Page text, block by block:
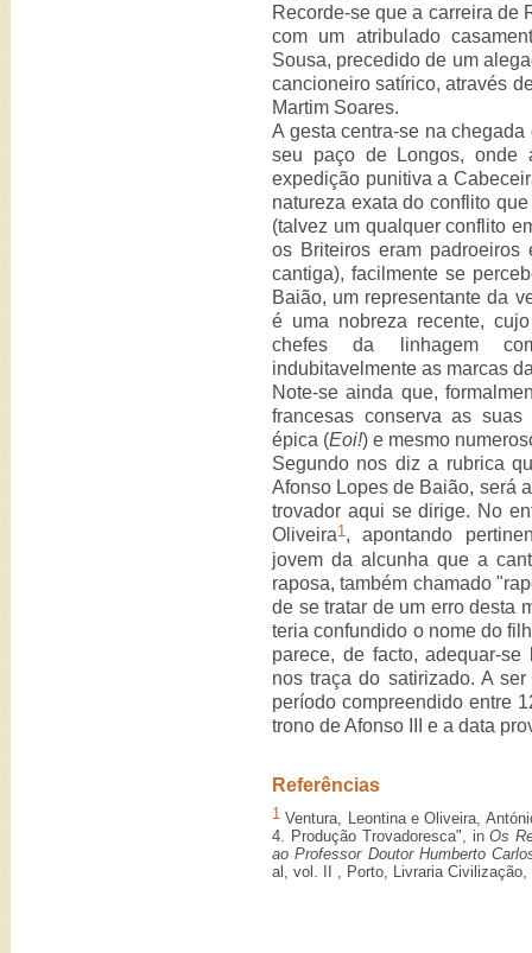
Recorde-se que a carreira de
com um atribulado
Sousa, precedido de um
cancioneiro satírico, através
Martim Soares.
A gesta centra-se na
seu paço de Longos, onde
expedição punitiva a
natureza exata do conflito
(talvez um qualquer conflito
os Briteiros eram
cantiga), facilmente se
Baião, um representante da
é uma nobreza recente,
chefes da linhagem
indubitavelmente as marcas
Note-se ainda que,
francesas conserva as suas
épica (Eoi!) e mesmo
Segundo nos diz a rubrica
Afonso Lopes de Baião, será
trovador aqui se dirige. No
Oliveira1 , apontando
jovem da alcunha que a
raposa, também chamado
de se tratar de um erro desta
teria confundido o nome do
parece, de facto, adequar-
nos traça do satirizado. A
período compreendido entre
trono de Afonso III e a data
Referências
1 Ventura, Leontina e Oliveira,
4. Produção Trovadoresca", inOs
ao Professor Doutor Humberto
al, vol. II , Porto, Livraria Civilização,